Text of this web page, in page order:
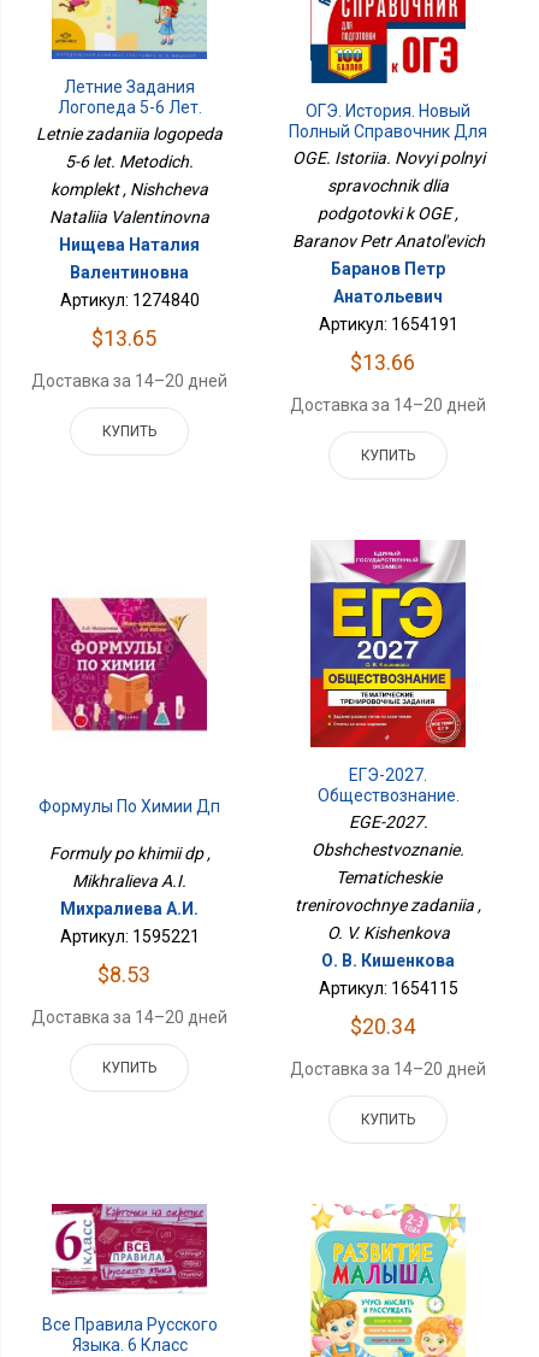
Летние Задания
Логопеда 5-6 Лет.
Методич. Комплект
Letnie zadaniia logopeda
5-6 let. Metodich.
komplekt , Nishcheva
Nataliia Valentinovna
Нищева Наталия
Валентиновна
Артикул: 1274840
$13.65
Доставка за 14–20 дней
КУПИТЬ
ОГЭ. История. Новый
Полный Справочник Для
Подготовки К ОГЭ
OGE. Istoriia. Novyi polnyi
spravochnik dlia
podgotovki k OGE ,
Baranov Petr Anatol'evich
Баранов Петр
Анатольевич
Артикул: 1654191
$13.66
Доставка за 14–20 дней
КУПИТЬ
Формулы По Химии Дп
Formuly po khimii dp ,
Mikhralieva A.I.
Михралиева А.И.
Артикул: 1595221
$8.53
Доставка за 14–20 дней
КУПИТЬ
ЕГЭ-2027.
Обществознание.
Тематические
Задания
EGE-2027.
Obshchestvoznanie.
Tematicheskie
trenirovochnye zadaniia ,
O. V. Kishenkova
О. В. Кишенкова
Артикул: 1654115
$20.34
Доставка за 14–20 дней
КУПИТЬ
Все Правила Русского
Языка. 6 Класс